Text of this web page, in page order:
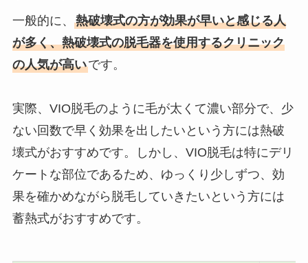
一般的に、 熱破壊式の方が効果が早いと感じる人
が多く、熱破壊式の脱毛器を使用するクリニック
の人気が高いです。
実際、VIO脱毛のように毛が太くて濃い部分で、少
ない回数で早く効果を出したいという方には熱破
壊式がおすすめです。しかし、VIO脱毛は特にデリ
ケートな部位であるため、ゆっくり少しずつ、効
果を確かめながら脱毛していきたいという方には
蓄熱式がおすすめです。